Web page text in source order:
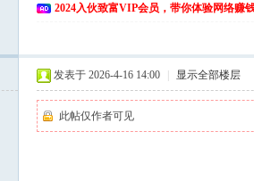
2024入伙致富VIP会员，带你体验网络赚
发表于 2026-4-16 14:00 显示全部楼层
此帖仅作者可见